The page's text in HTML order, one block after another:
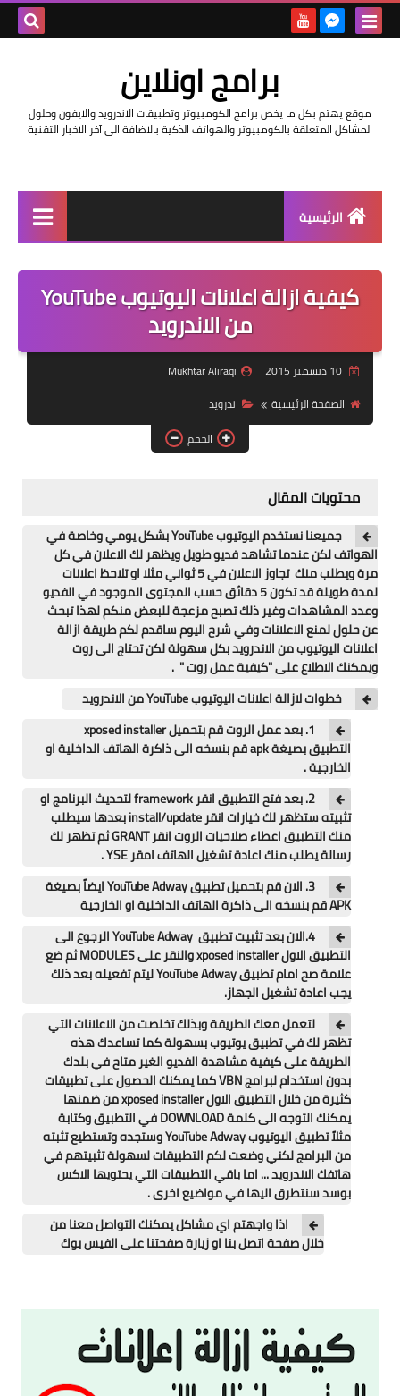
برامج اونلاين
موقع يهتم بكل ما يخص برامج الكومبيوتر وتطبيقات الاندرويد والايفون وحلول
المشاكل المتعلقة بالكومبيوتر والهواتف الذكية بالاضافة الى آخر الاخبار التقنية
الرئيسية
مراجعات
حماية
اندرويد
ويندوز
انترنت
الربح من الانترنت
جوجل
فيسبوك
مقالات
تطبيقات
العملات الرقمية
كيفية ازالة اعلانات اليوتيوب YouTube
من الاندرويد
10 ديسمبر 2015
Mukhtar Aliraqi
الصفحة الرئيسية
اندرويد
الحجم
محتويات المقال
جميعنا نستخدم اليوتيوب YouTube بشكل يومي وخاصة في
الهواتف لكن عندما تشاهد فديو طويل ويظهر لك الاعلان في كل
مرة ويطلب منك تجاوز الاعلان في 5 ثواني مثلا او تلاحظ اعلانات
لمدة طويلة قد تكون 5 دقائق حسب المجتوى الموجود في الفديو
وعدد المشاهدات وغير ذلك تصبح مزعجة للبعض منكم لهذا تبحث
عن حلول لمنع الاعلانات وفي شرح اليوم ساقدم لكم طريقة ازالة
اعلانات اليوتيوب من الاندرويد بكل سهولة لكن تحتاج الى روت
ويمكنك الاطلاع على "كيفية عمل روت " .
خطوات لازالة اعلانات اليوتيوب YouTube من الاندرويد
1. بعد عمل الروت قم بتحميل xposed installer
التطبيق بصيغة apk قم بنسخه الى ذاكرة الهاتف الداخلية او
الخارجية .
2. بعد فتح التطبيق انقر framework لتحديث البرنامج او
تثبيته ستظهر لك خيارات انقر install/update بعدها سيطلب
منك التطبيق اعطاء صلاحيات الروت انقر GRANT ثم تظهر لك
رسالة يطلب منك اعادة تشغيل الهاتف امقر YSE .
3. الان قم بتحميل تطبيق YouTube Adway ايضاً بصيغة
APK قم بنسخه الى ذاكرة الهاتف الداخلية او الخارجية
4.الان بعد تثبيت تطبيق YouTube Adway الرجوع الى
التطبيق الاول xposed installer والنقر على MODULES ثم ضع
علامة صح امام تطبيق YouTube Adway ليتم تفعيله بعد ذلك
يجب اعادة تشغيل الجهاز.
لتعمل معك الطريقة وبذلك تخلصت من الاعلانات التي
تظهر لك في تطبيق يوتيوب بسهولة كما تساعدك هذه
الطريقة على كيفية مشاهدة الفديو الغير متاح في بلدك
بدون استخدام لبرامج VBN كما يمكنك الحصول على تطبيقات
كثيرة من خلال التطبيق الاول xposed installer من ضمنها
يمكنك التوجه الى كلمة DOWNLOAD في التطبيق وكتابة
مثلاً تطبيق اليوتيوب YouTube Adway وستجده وتستطيع تثبته
من البرامج لكني وضعت لكم التطبيقات لسهولة تثبيتهم في
هاتفك الاندرويد ... اما باقي التطبيقات التي يحتويها الاكس
بوسد سنتطرق اليها في مواضيع اخرى .
اذا واجهتم اي مشاكل يمكنك التواصل معنا من
خلال صفحة اتصل بنا او زيارة صفحتنا على الفيس بوك